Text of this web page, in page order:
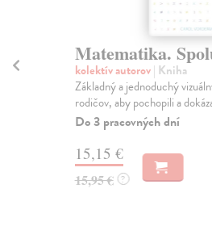
Matematika. Spolu
kolektív autorov| Kniha
Základný a jednoduchý vizuálny
rodičov, aby pochopili a dokázali
Do 3 pracovných dní
15,15 €
15,95 € ?